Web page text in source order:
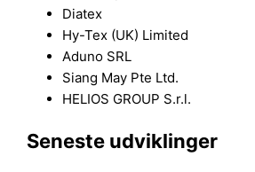
Diatex
Hy-Tex (UK) Limited
Aduno SRL
Siang May Pte Ltd.
HELIOS GROUP S.r.l.
Seneste udviklinger